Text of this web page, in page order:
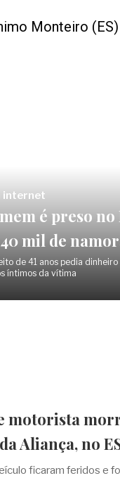
internet
é preso
mil de
de 41 anos pedia
íntimos da vítima
motorista
Aliança, no
ficaram feridos e